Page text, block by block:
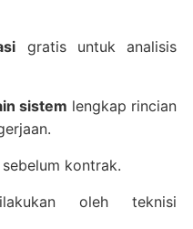
gratis untuk analisis
sistem lengkap rincian
kontrak.
oleh teknisi